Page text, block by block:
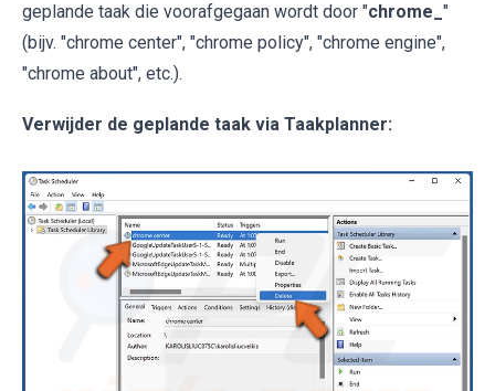
geplande taak die voorafgegaan wordt door "chrome_ "
(bijv. "chrome center", "chrome policy", "chrome engine",
"chrome about", etc.).
Verwijder de geplande taak via Taakplanner: